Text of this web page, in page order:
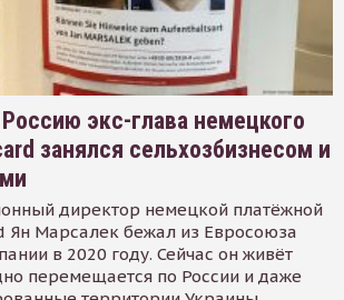
экс-глава немецкого
занялся сельхозбизнесом и
директор немецкой платёжной
Ян Марсалек бежал из Евросоюза
в 2020 году. Сейчас он живёт
перемещается по России и даже